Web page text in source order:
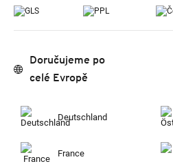
Doručujeme po
celé Evropě
Deutschland
France